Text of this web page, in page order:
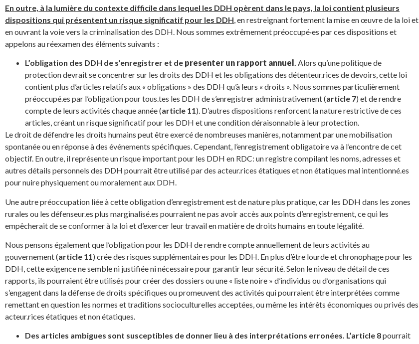
En outre, à la lumière du contexte difficile dans lequel les DDH opèrent dans le pays, la loi contient plusieurs
dispositions qui présentent un risque significatif pour les DDH , en restreignant fortement la mise en œuvre de la loi et
en ouvrant la voie vers la criminalisation des DDH. Nous sommes extrêmement préoccupé·es par ces dispositions et
appelons au réexamen des éléments suivants :
L’obligation des DDH de s’enregistrer et de presenter un rapport annuel. Alors qu’une politique de
protection devrait se concentrer sur les droits des DDH et les obligations des détenteur.rices de devoirs, cette loi
contient plus d’articles relatifs aux « obligations » des DDH qu’à leurs « droits ». Nous sommes particulièrement
préoccupé.es par l’obligation pour tous.tes les DDH de s’enregistrer administrativement (article 7) et de rendre
compte de leurs activités chaque année (article 11). D’autres dispositions renforcent la nature restrictive de ces
articles, créant un risque significatif pour les DDH et une condition déraisonnable à leur protection.
Le droit de défendre les droits humains peut être exercé de nombreuses manières, notamment par une mobilisation
spontanée ou en réponse à des événements spécifiques. Cependant, l’enregistrement obligatoire va à l’encontre de cet
objectif. En outre, il représente un risque important pour les DDH en RDC: un registre compilant les noms, adresses et
autres détails personnels des DDH pourrait être utilisé par des acteur.rices étatiques et non étatiques mal intentionné.es
pour nuire physiquement ou moralement aux DDH.
Une autre préoccupation liée à cette obligation d’enregistrement est de nature plus pratique, car les DDH dans les zones
rurales ou les défenseur.es plus marginalisé.es pourraient ne pas avoir accès aux points d’enregistrement, ce qui les
empêcherait de se conformer à la loi et d’exercer leur travail en matière de droits humains en toute légalité.
Nous pensons également que l’obligation pour les DDH de rendre compte annuellement de leurs activités au
gouvernement (article 11) crée des risques supplémentaires pour les DDH. En plus d’être lourde et chronophage pour les
DDH, cette exigence ne semble ni justifiée ni nécessaire pour garantir leur sécurité. Selon le niveau de détail de ces
rapports, ils pourraient être utilisés pour créer des dossiers ou une « liste noire » d’individus ou d’organisations qui
s’engagent dans la défense de droits spécifiques ou promeuvent des activités qui pourraient être interprétées comme
remettant en question les normes et traditions socioculturelles acceptées, ou même les intérêts économiques ou privés des
acteur.rices étatiques et non étatiques.
Des articles ambigues sont susceptibles de donner lieu à des interprétations erronées. L’article 8pourrait